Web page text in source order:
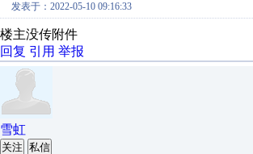
发表于：2022-05-10 09:16:33
楼主没传附件
回复 引用 举报
雪虹
关注 私信